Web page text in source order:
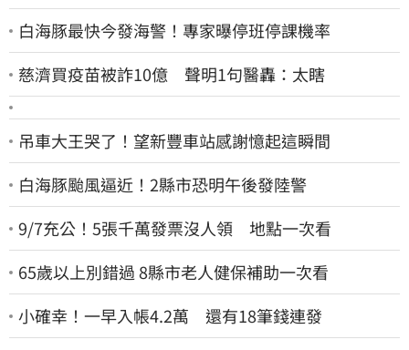
白海豚最快今發海警！專家曝停班停課機率
慈濟買疫苗被詐10億 聲明1句醫轟：太瞎
吊車大王哭了！望新豐車站感謝憶起這瞬間
白海豚颱風逼近！2縣市恐明午後發陸警
9/7充公！5張千萬發票沒人領 地點一次看
65歲以上別錯過 8縣市老人健保補助一次看
小確幸！一早入帳4.2萬 還有18筆錢連發